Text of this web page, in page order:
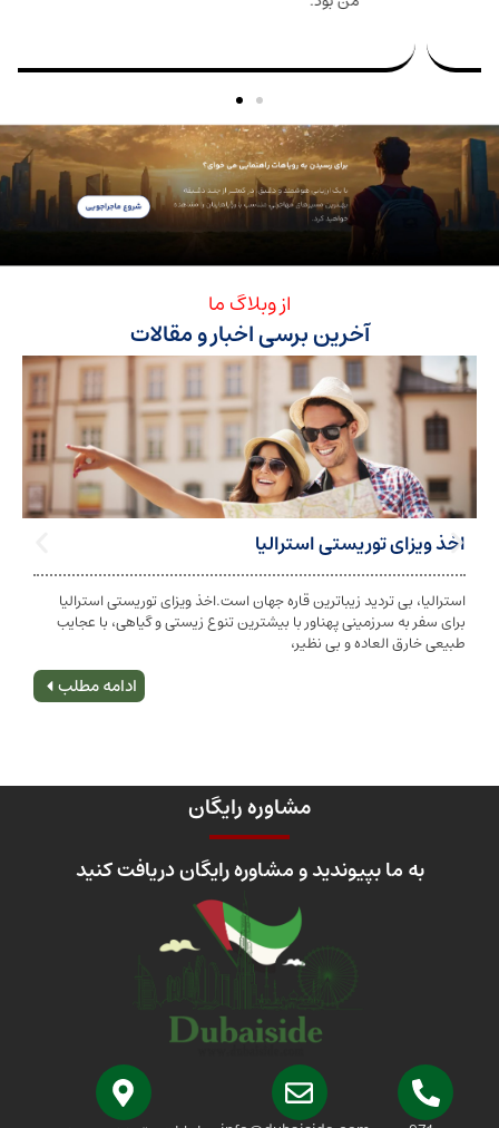
آخرین برسی اخبار و مقالات
توریستی استرالیا
تردید زیباترین قاره جهان است.اخذ ویزای توریستی استرالیا
سرزمینی پهناور با بیشترین تنوع زیستی و گیاهی، با عجایب
العاده و بی نظیر،
تابعیت و اخذ
شخص به دولت
مشاوره رایگان
بپیوندید و مشاوره رایگان دریافت کنید